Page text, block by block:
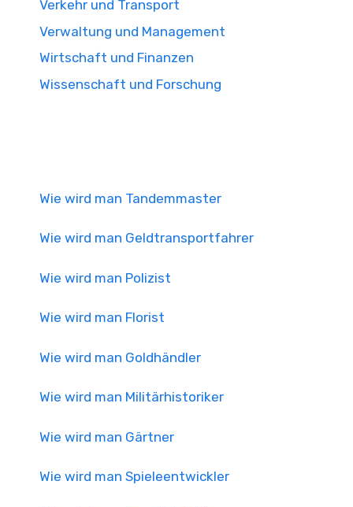
Verkehr und Transport
Verwaltung und Management
Wirtschaft und Finanzen
Wissenschaft und Forschung
Wie wird man Tandemmaster
Wie wird man Geldtransportfahrer
Wie wird man Polizist
Wie wird man Florist
Wie wird man Goldhändler
Wie wird man Militärhistoriker
Wie wird man Gärtner
Wie wird man Spieleentwickler